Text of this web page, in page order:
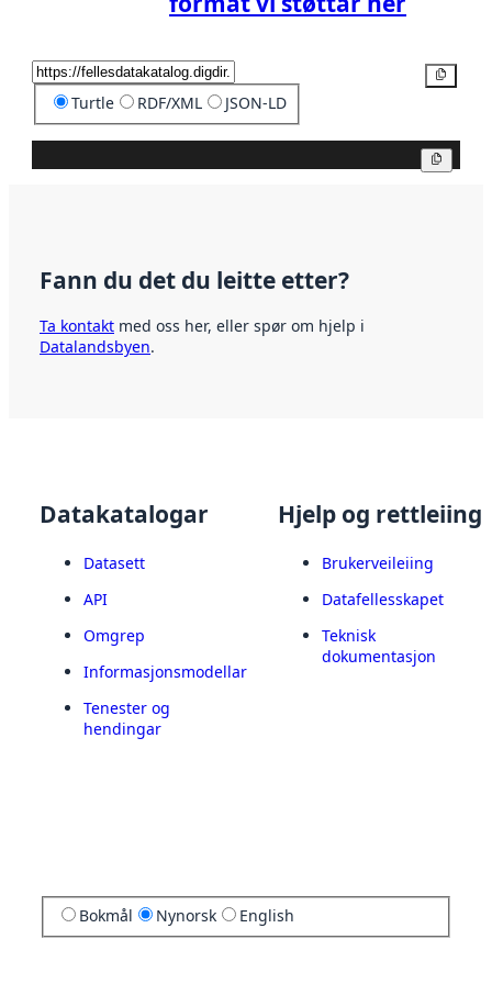
Turtle RDF/XML JSON-LD
Fann du det du leitte etter?
Ta kontakt med oss her, eller spør om hjelp i
Datalandsbyen.
Datakatalogar
Datasett
API
Omgrep
Informasjonsmodellar
Tenester og
hendingar
Hjelp og rettleiing
Brukerveileiing
Datafellesskapet
Teknisk
dokumentasjon
Bokmål Nynorsk English